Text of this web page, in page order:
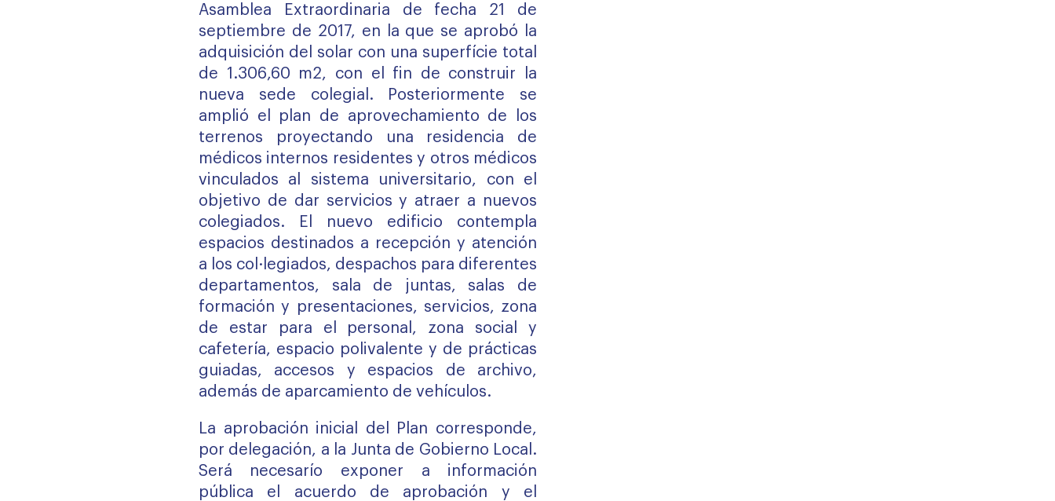
Asamblea Extraordinaria de fecha 21 de
septiembre de 2017, en la que se aprobó la
adquisición del solar con una superfície total
de 1.306,60 m2, con el fin de construir la
nueva sede colegial. Posteriormente se
amplió el plan de aprovechamiento de los
terrenos proyectando una residencia de
médicos internos residentes y otros médicos
vinculados al sistema universitario, con el
objetivo de dar servicios y atraer a nuevos
colegiados. El nuevo edificio contempla
espacios destinados a recepción y atención
a los col·legiados, despachos para diferentes
departamentos, sala de juntas, salas de
formación y presentaciones, servicios, zona
de estar para el personal, zona social y
cafetería, espacio polivalente y de prácticas
guiadas, accesos y espacios de archivo,
además de aparcamiento de vehículos.
La aprobación inicial del Plan corresponde,
por delegación, a la Junta de Gobierno Local.
Será necesarío exponer a información
pública el acuerdo de aprobación y el